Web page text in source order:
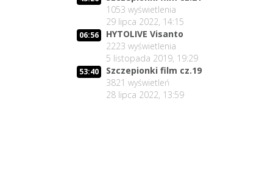
1053 wyświetlenia
29 lipca 2022, 14:15
06:56
HYTOLIVE Visanto
2223 wyświetlenia
5 listopada 2019, 19:29
53:40
Szczepionki film cz.19
3821 wyświetleń
28 lipca 2022, 13:59